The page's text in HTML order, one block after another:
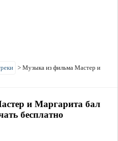
> Музыка из фильма Мастер и
и Маргарита бал
бесплатно